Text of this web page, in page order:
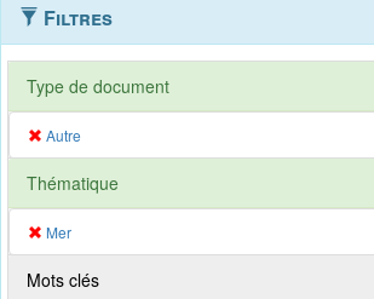
Filtres
Type de document
Autre
Thématique
Mer
Mots clés